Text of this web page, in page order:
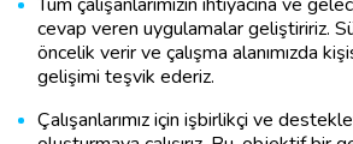
cevap veren uygulamalar geliştiririz.
öncelik verir ve çalışma alanımızda
gelişimi teşvik ederiz.
Çalışanlarımız için işbirlikçi ve